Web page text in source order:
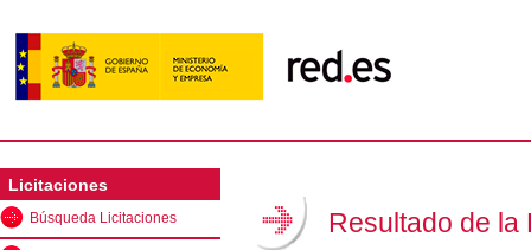
Licitaciones
Búsqueda Licitaciones Resultado de la